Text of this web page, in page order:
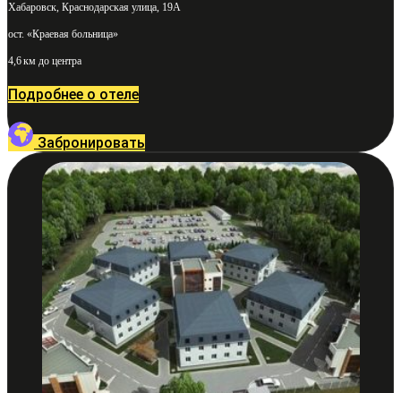
Хабаровск, Краснодарская улица, 19А
ост. «Краевая больница»
4,6 км до центра
Подробнее о отеле
Забронировать